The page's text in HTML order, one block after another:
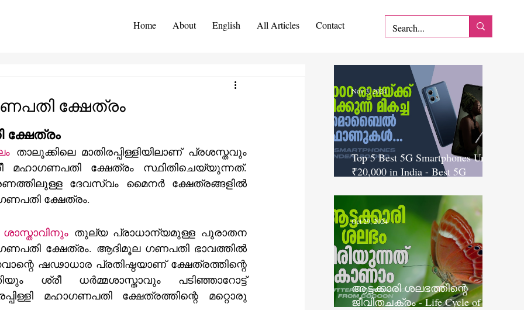
Home About English All Articles Contact
ക്ഷേത്രം
ക്ഷേത്രം
താലൂക്കിലെ മാതിരപ്പിള്ളിയിലാണ്‌ പ്രശസ്തവും
മഹാഗണപതി ക്ഷേത്രം സ്ഥിതിചെയ്യുന്നത്‌.
ദേവസ്വം മൈനർ ക്ഷേത്രങ്ങളിൽ
ക്ഷേത്രം.
തുല്യ പ്രാധാന്യമുള്ള പുരാതന
പ്രതിഷ്ഠയാണ്‌ ക്ഷേത്രത്തിന്റെ
ശ്രീ ധർമ്മശാസ്താവും പടിഞ്ഞാറോട്ട്‌
Top 5 Best 5G Smartphones Under
₹20,000 in India - Best 5G
Nov 3, 2024
ആട്ടക്കാരി ശലഭത്തിന്റെ
ജീവിതചക്രം - Life Cycle of
Oct 29, 2024